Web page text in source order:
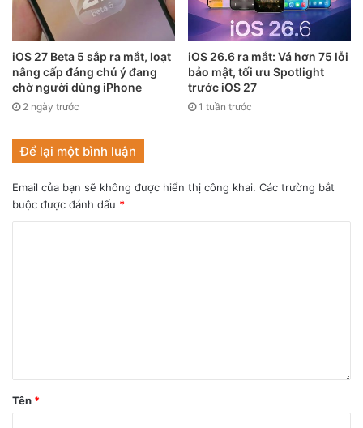
nhờ chế Zoom và ống kính tele của nó.
Trong bản ghi nhớ gửi tới các nhà đầu tư, Chatterjee viết:
“Trên khắp các cửa hàng, các đại diện cho thấy khách hàng
vẫn mua iPhone trước thời điểm ra mắt iPhone 13, giúp
hưởng của dòng iPhone 12 là không hề nhỏ. Tại Việt Nam,
bộ ba iPhone 12/ iPhone 12 Pro/ iPhone 12 Pro Max cũng
rất đắt hàng dù có giá bán cao.
iOS 27 Beta 5 sắp ra mắt, loạt
nâng cấp đáng chú ý đang
chờ người dùng iPhone
2 ngày trước
iOS 26.6 ra mắt: Vá hơn 75 lỗi
bảo mật, tối ưu Spotlight
trước iOS 27
1 tuần trước
Để lại một bình luận
Email của bạn sẽ không được hiển thị công khai. Các trường bắt
buộc được đánh dấu *
Tên *